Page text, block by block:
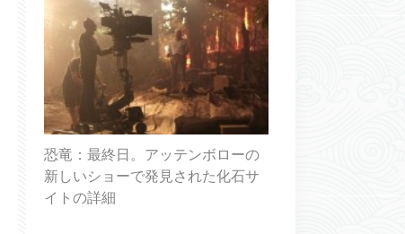
恐竜：最終日。アッテンボローの
新しいショーで発見された化石サ
イトの詳細